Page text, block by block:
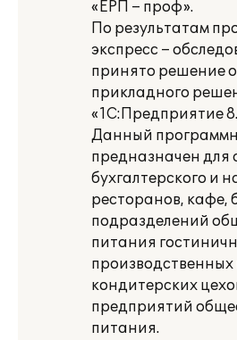
«ЕРП – проф».
По результатам
экспресс –
принято решение
прикладного
«1С:Предприятие
Данный
предназначен для
бухгалтерского и
ресторанов, кафе,
подразделений
питания
производственных
кондитерских
предприятий
питания.